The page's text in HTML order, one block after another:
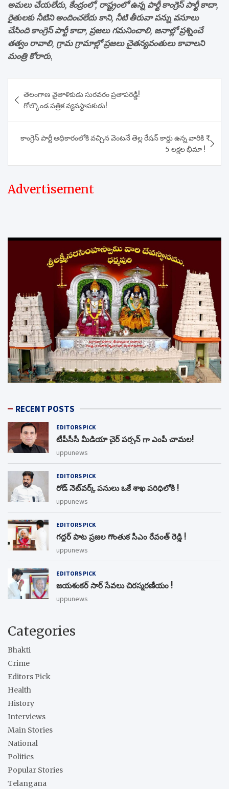
అమలు చేయలేదు, కేంద్రంలో, రాష్ట్రంలో ఉన్న పార్టీ కాంగ్రెస్ పార్టీ కాదా,
రైతులకు నీటిని అందించలేదు కాని, నీటి తీరువా పన్ను వసూలు
చేసింది కాంగ్రెస్ పార్టీ కాదా, ప్రజలు గమనించాలి, జనాల్లో ప్రశ్నించే
తత్వం రావాలి, గ్రామ గ్రామాల్లో ప్రజలు చైతన్యవంతులు కావాలని
మంత్రి కోరారు,
navigation
తెలంగాణ వైతాళికుడు సురవరం ప్రతాపరెడ్డి!
గోల్కొండ పత్రిక వ్యవస్థాపకుడు!
కాంగ్రెస్ పార్టీ అధికారంలోకి వచ్చిన వెంటనే తెల్ల రేషన్ కార్డు ఉన్న వారికి ₹
5 లక్షల భీమా !
Advertisement
RECENT POSTS
EDITORS PICK
టీపీసీసీ మీడియా చైర్ పర్సన్ గా ఎంపీ చామల!
uppunews
EDITORS PICK
రోడ్ నెట్‌వర్క్‌ పనులు ఒకే శాఖ పరిధిలోకి !
uppunews
EDITORS PICK
గద్దర్ పాట ప్రజల గొంతుక సీఎం రేవంత్ రెడ్డి !
uppunews
EDITORS PICK
జయశంకర్ సార్ సేవలు చిరస్మరణీయం !
uppunews
Categories
Bhakti
Crime
Editors Pick
Health
History
Interviews
Main Stories
National
Politics
Popular Stories
Telangana